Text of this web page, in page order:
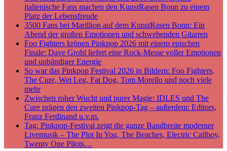
italienische Fans machen den KunstRasen Bonn zu einem
Platz der Lebensfreude
3500 Fans bei Marillion auf dem KunstRasen Bonn: Ein
Abend der großen Emotionen und schwebenden Gitarren
Foo Fighters krönen Pinkpop 2026 mit einem epischen
Finale: Dave Grohl liefert eine Rock-Messe voller Emotionen
und unbändiger Energie
So war das Pinkpop Festival 2026 in Bildern: Foo Fighters,
The Cure, Wet Leg, Fat Dog, Tom Morello und noch viele
mehr
Zwischen roher Wucht und purer Magie: IDLES und The
Cure prägen den zweiten Pinkpop-Tag – außerdem: Editors,
Franz Ferdinand u.v.m.
Tag: Pinkpop-Festival zeigt die ganze Bandbreite moderner
Livemusik – The Plot In You, The Beaches, Electric Callboy,
Twenty One Pilots…